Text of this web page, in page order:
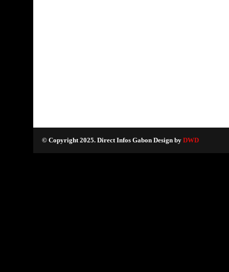
© Copyright 2025. Direct Infos Gabon Design by DWD